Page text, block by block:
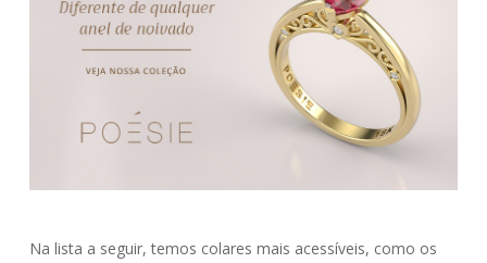
Na lista a seguir, temos colares mais acessíveis, como os